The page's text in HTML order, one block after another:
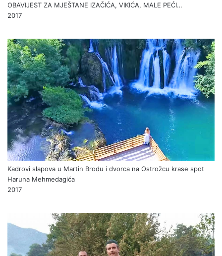
OBAVIJEST ZA MJEŠTANE IZAČIĆA, VIKIĆA, MALE PEĆI…
2017
Kadrovi slapova u Martin Brodu i dvorca na Ostrožcu krase spot
Haruna Mehmedagića
2017